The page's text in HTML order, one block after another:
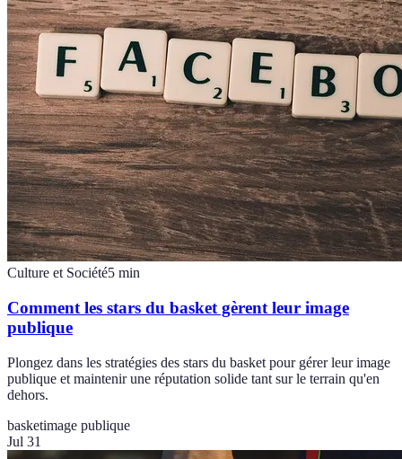
Culture et Société5 min
Comment les stars du basket gèrent leur image
publique
Plongez dans les stratégies des stars du basket pour gérer leur image
publique et maintenir une réputation solide tant sur le terrain qu'en
dehors.
basketimage publique
Jul 31